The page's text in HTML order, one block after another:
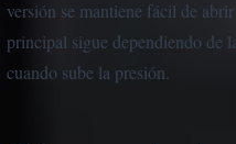
versión se mantiene fácil de
principal sigue dependiendo de
cuando sube la presión.